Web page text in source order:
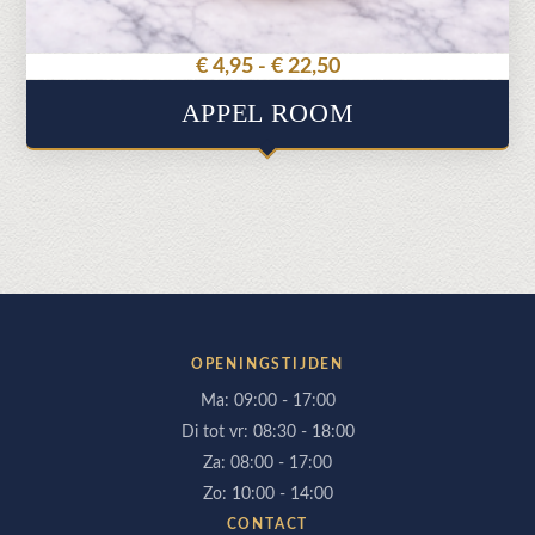
€4,95 - €22,50Prijsklasse:
tot
APPEL ROOM
OPENINGSTIJDEN
Ma: 09:00 - 17:00
Di tot vr: 08:30 - 18:00
Za: 08:00 - 17:00
Zo: 10:00 - 14:00
CONTACT